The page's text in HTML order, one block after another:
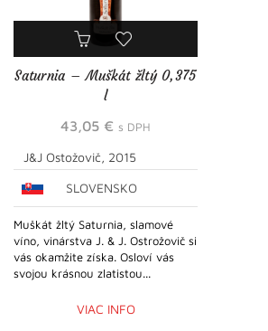
Saturnia – Muškát žltý 0,375
l
43,05 € s DPH
J&J Ostožovič, 2015
SLOVENSKO
Muškát žltý Saturnia, slamové
víno, vinárstva J. & J. Ostrožovič si
vás okamžite získa. Osloví vás
svojou krásnou zlatistou...
VIAC INFO